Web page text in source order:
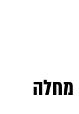
מחלה